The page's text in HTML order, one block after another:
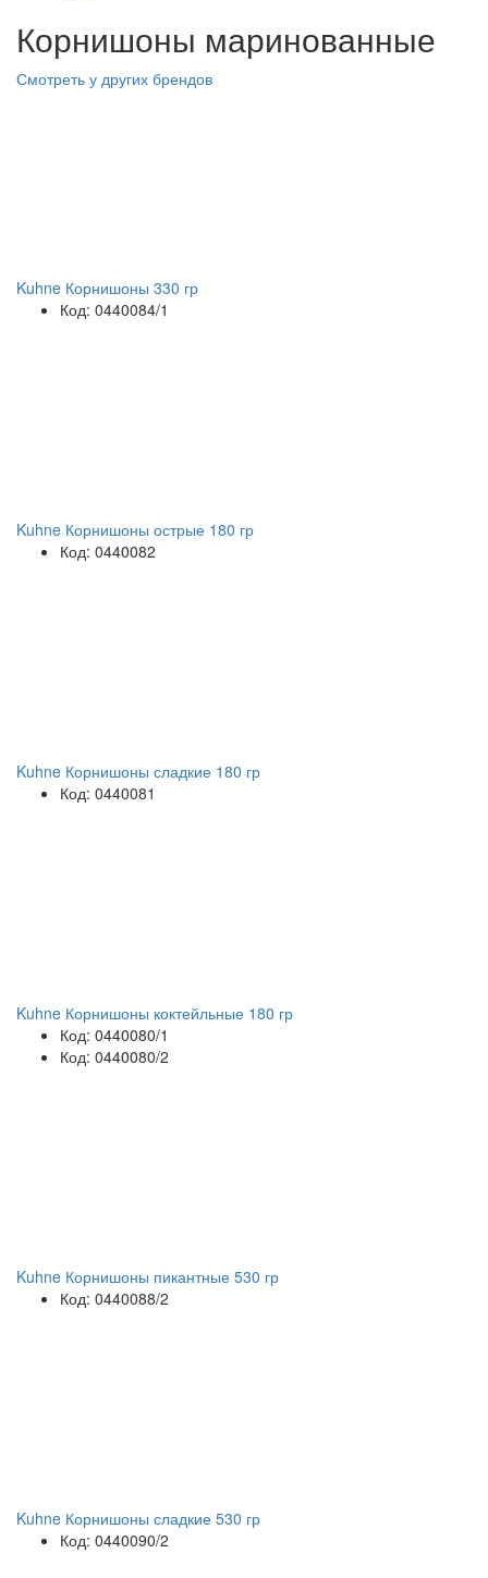
Корнишоны маринованные
Смотреть у других брендов
Kuhne Корнишоны 330 гр
Код: 0440084/1
Kuhne Корнишоны острые 180 гр
Код: 0440082
Kuhne Корнишоны сладкие 180 гр
Код: 0440081
Kuhne Корнишоны коктейльные 180 гр
Код: 0440080/1
Код: 0440080/2
Kuhne Корнишоны пикантные 530 гр
Код: 0440088/2
Kuhne Корнишоны сладкие 530 гр
Код: 0440090/2